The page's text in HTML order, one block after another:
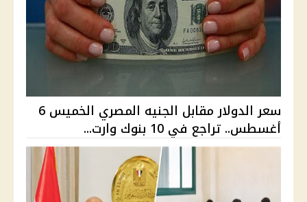
سعر الدولار مقابل الجنيه المصري الخميس 6
أغسطس.. تراجع في 10 بنوك وارت...